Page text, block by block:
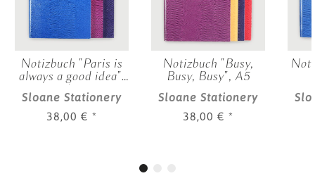
Notizbuch "Paris is
always a good idea",
A5
Sloane Stationery
38,00 € *
Notizbuch "Busy,
Busy, Busy", A5
Sloane Stationery
38,00 € *